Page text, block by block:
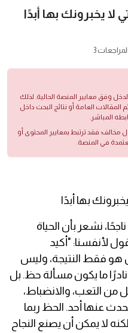
لا يخبرونك بها أبدًا
3 المراجعات
وفق معايير المنصة الحالية. لذلك
العامة أو نتائج البحث داخل
المباشر.
مخالف؛ فقد ترتبط بمعايير المحتوى أو
في المنصة.
بها أبدًا
نشعر بأن الحياة
لأنفسنا: "أكيد
هو فقط النتيجة، وليس
نادرًا ما يكون مسألة حظ. بل
من التعب، والانضباط،
عنها أحد. الحظ ربما
لا يمكن أن يصنع النجاح